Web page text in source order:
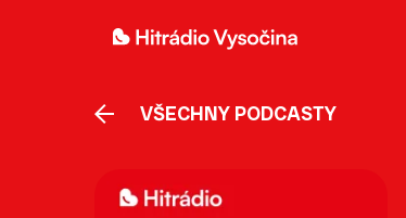
VŠECHNY PODCASTY